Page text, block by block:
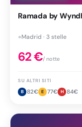
Ramada by
●Madrid · 3 stelle
62€/ notte
SU ALTRI SITI
B 82€ E 77€ H 84€